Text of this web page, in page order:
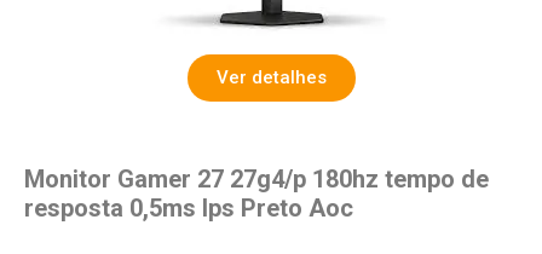
Ver detalhes
Monitor Gamer 27 27g4/p 180hz tempo de
resposta 0,5ms Ips Preto Aoc